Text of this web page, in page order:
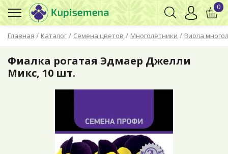
Главная / Каталог / Семена цветов / Многолетники / Виола
0
Фиалка рогатая Эдмаер Джелли
Микс, 10 шт.